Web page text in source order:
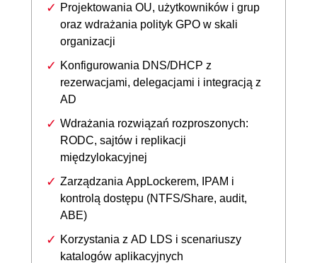
Projektowania OU, użytkowników i grup
oraz wdrażania polityk GPO w skali
organizacji
Konfigurowania DNS/DHCP z
rezerwacjami, delegacjami i integracją z
AD
Wdrażania rozwiązań rozproszonych:
RODC, sajtów i replikacji
międzylokacyjnej
Zarządzania AppLockerem, IPAM i
kontrolą dostępu (NTFS/Share, audit,
ABE)
Korzystania z AD LDS i scenariuszy
katalogów aplikacyjnych